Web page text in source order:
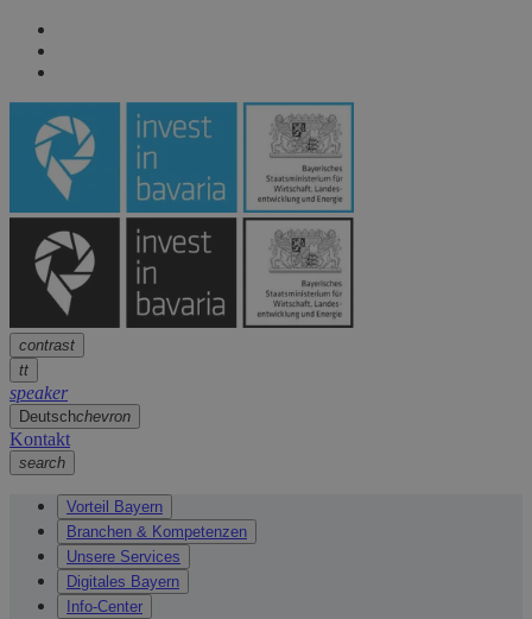
contrast
tt
speaker
Deutschchevron
Kontakt
search
Vorteil Bayern
Branchen & Kompetenzen
Unsere Services
Digitales Bayern
Info-Center